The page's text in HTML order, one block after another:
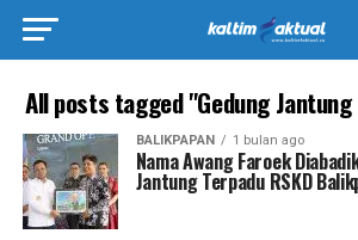
All posts tagged "Gedung
BALIKPAPAN 1 bulan ago
Nama Awang Faroek
Jantung Terpadu RSKD